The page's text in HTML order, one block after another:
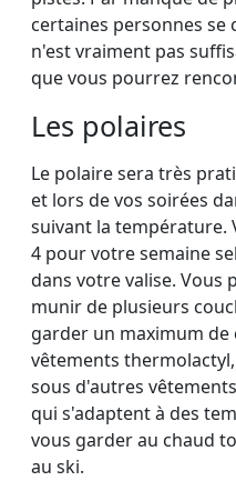
certaines personnes
n'est vraiment pas
que vous pourrez
Les polaires
Le polaire sera très
et lors de vos soirées
suivant la température.
4 pour votre semaine
dans votre valise. Vous
munir de plusieurs
garder un maximum de
vêtements
sous d'autres
qui s'adaptent à des
vous garder au chaud
au ski.